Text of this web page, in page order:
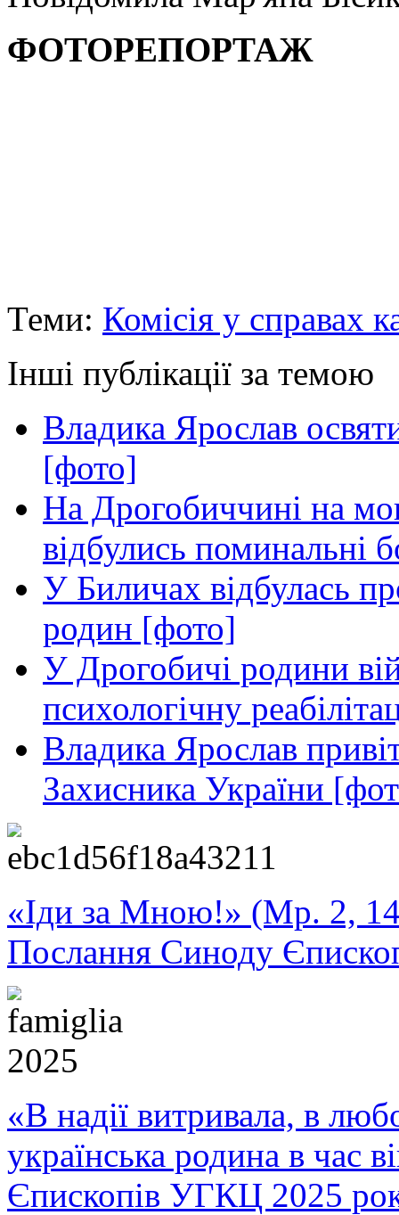
ФОТОРЕПОРТАЖ
Теми: Комісія у справах
Інші публікації за темою
Владика Ярослав
[фото]
На Дрогобиччині на
відбулись поминальні
У Биличах відбулась
родин [фото]
У Дрогобичі родини
психологічну
Владика Ярослав
Захисника України
«Іди за Мною!» (Мр. 2,
Послання Синоду
«В надії витривала, в
українська родина в час
Єпископів УГКЦ 2025